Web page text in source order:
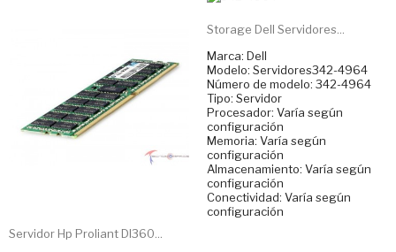
Servidor Hp Proliant Dl360...
Storage Dell Servidores...
Marca: Dell
Modelo: Servidores342-4964
Número de modelo: 342-4964
Tipo: Servidor
Procesador: Varía según
configuración
Memoria: Varía según
configuración
Almacenamiento: Varía según
configuración
Conectividad: Varía según
configuración